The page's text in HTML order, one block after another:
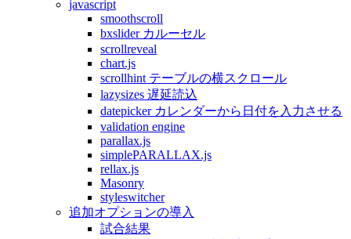
javascript
smoothscroll
bxslider カルーセル
scrollreveal
chart.js
scrollhint テーブルの横スクロール
lazysizes 遅延読込
datepicker カレンダーから日付を入力させる
validation engine
parallax.js
simplePARALLAX.js
rellax.js
Masonry
styleswitcher
追加オプションの導入
試合結果